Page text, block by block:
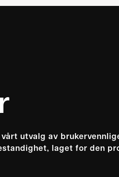
utvalg av
laget for den